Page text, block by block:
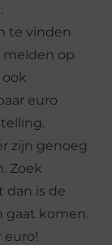
te vinden
melden op
euro
zijn genoeg
Zoek
dan is de
gaat komen.
euro!